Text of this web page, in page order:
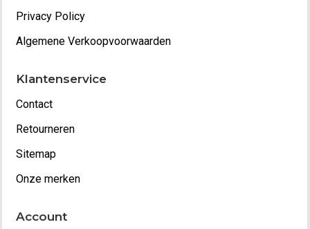
Privacy Policy
Algemene Verkoopvoorwaarden
Klantenservice
Contact
Retourneren
Sitemap
Onze merken
Account